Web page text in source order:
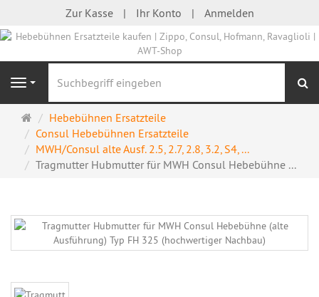
Zur Kasse Ihr Konto Anmelden
Navigation
Startseite
Hebebühnen Ersatzteile
Consul Hebebühnen Ersatzteile
MWH/Consul alte Ausf. 2.5, 2.7, 2.8, 3.2, S4, ...
Tragmutter Hubmutter für MWH Consul Hebebühne ...